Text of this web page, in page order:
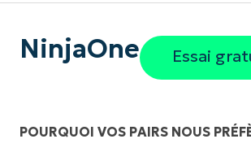
NinjaOne Essai
POURQUOI VOS PAIRS NOUS